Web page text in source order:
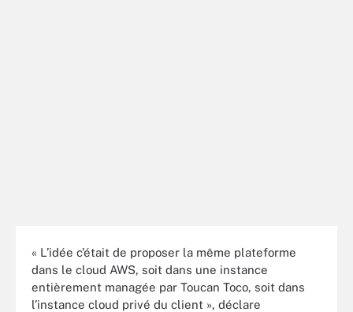
« L’idée c’était de proposer la même plateforme
dans le cloud AWS, soit dans une instance
entièrement managée par Toucan Toco, soit dans
l’instance cloud privé du client », déclare